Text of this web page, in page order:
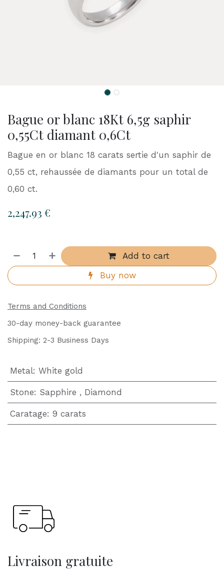
Bague or blanc 18Kt 6,5g saphir
0,55Ct diamant 0,6Ct
Bague en or blanc 18 carats sertie d'un saphir de
0,55 ct, rehaussée de diamants pour un total de
0,60 ct.
2,247.93 €
Add to cart
Buy now
Terms and Conditions
30-day money-back guarantee
Shipping: 2-3 Business Days
Metal: White gold
Stone: Sapphire , Diamond
Caratage: 9 carats
Livraison gratuite